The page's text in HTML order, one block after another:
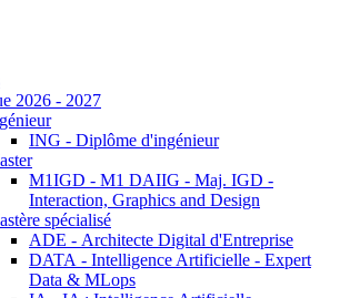
2026 - 2027
ING - Diplôme d'ingénieur
M1IGD - M1 DAIIG - Maj. IGD -
Interaction, Graphics and Design
spécialisé
ADE - Architecte Digital d'Entreprise
DATA - Intelligence Artificielle - Expert
Data & MLops